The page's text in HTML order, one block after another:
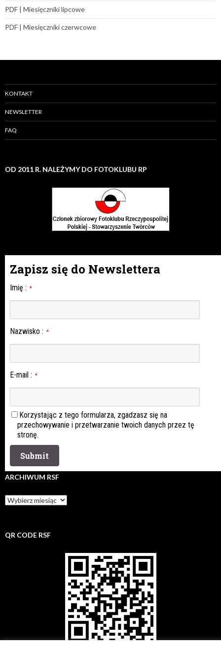
PDF | Miesięczniki lipcowe
PDF | Miesięczniki czerwcowe
KONTAKT
NEWSLETTER
FAQ
OD 2011 R. NALEŻYMY DO FOTOKLUBU RP
Zapisz się do Newslettera
Imię : *
Nazwisko : *
E-mail : *
Korzystając z tego formularza, zgadzasz się na
przechowywanie i przetwarzanie twoich danych przez tę
stronę.
ARCHIWUM RSF
Archiwum
rsf
QR CODE RSF